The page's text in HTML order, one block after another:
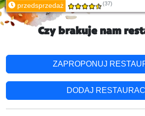
przedsprzedaż (37)
Czy brakuje nam
ZAPROPONUJ
DODAJ